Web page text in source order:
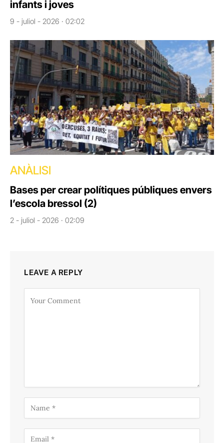
infants i joves
9 - juliol - 2026 · 02:02
ANÀLISI
Bases per crear polítiques públiques envers
l’escola bressol (2)
2 - juliol - 2026 · 02:09
LEAVE A REPLY